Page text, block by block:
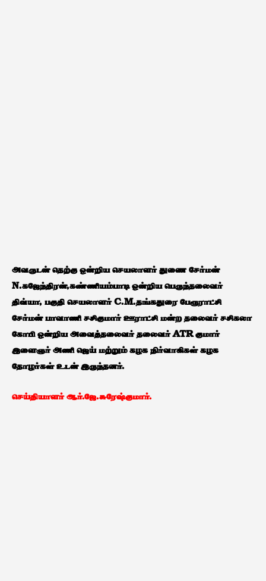
அவருடன் தெற்கு ஒன்றிய செயலாளர் துணை சேர்மன்
N.கஜேந்திரன்,கண்ணியம்பாடி ஒன்றிய பெருந்தலைவர்
திவ்யா, பகுதி செயலாளர் C.M.தங்கதுரை பேரூராட்சி
சேர்மன் பாவாணி சசிகுமார் ஊராட்சி மன்ற தலைவர் சசிகலா
கோபி ஒன்றிய அவைத்தலைவர் தலைவர் ATR குமார்
இளைஞர் அணி ஜெய் மற்றும் கழக நிர்வாகிகள் கழக
தோழர்கள் உடன் இருந்தனர்.
செய்தியாளர் ஆர்.ஜே.சுரேஷ்குமார்.